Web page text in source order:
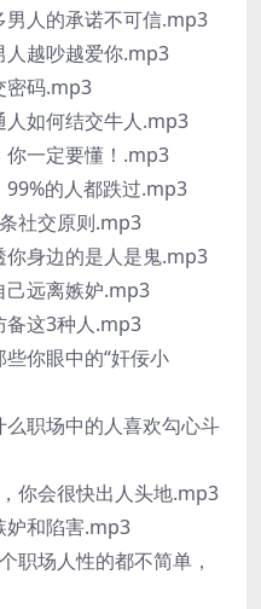
人的承诺不可信.mp3
人越吵越爱你.mp3
密码.mp3
人如何结交牛人.mp3
你一定要懂！.mp3
的人都跌过.mp3
社交原则.mp3
身边的是人是鬼.mp3
己远离嫉妒.mp3
备这3种人.mp3
你眼中的“奸佞小
职场中的人喜欢勾心斗
你会很快出人头地.mp3
妒和陷害.mp3
职场人性的都不简单，